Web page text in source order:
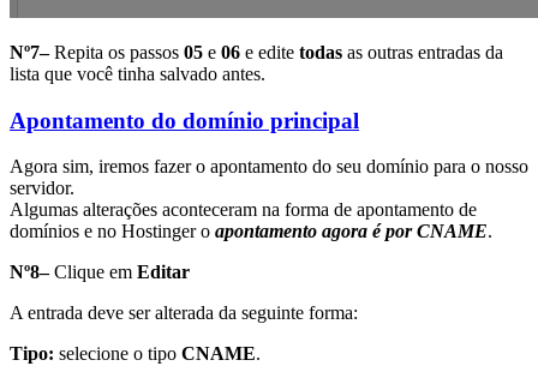
Nº7–Repita os passos 05 e 06 e edite todas as outras entradas da
lista que você tinha salvado antes.
Apontamento do domínio principal
Agora sim, iremos fazer o apontamento do seu domínio para o nosso
servidor.
Algumas alterações aconteceram na forma de apontamento de
domínios e no Hostinger o apontamento agora é por CNAME.
Nº8–Clique em Editar
A entrada deve ser alterada da seguinte forma:
Tipo: selecione o tipo CNAME.